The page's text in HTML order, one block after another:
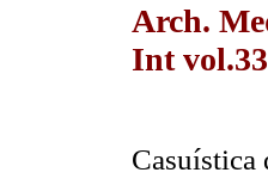
Arch.
Int
Casuística